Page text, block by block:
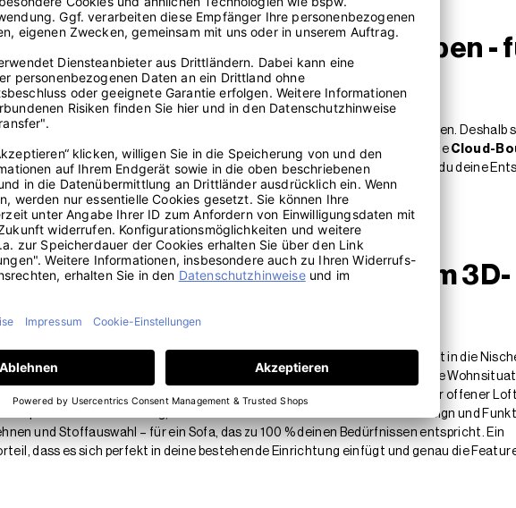
Stoffe und Farben vorab erleben -
Sofa nach Maß
für dich gefertigt wird, willst du bei der Stoffwahl auf Nummer sicher gehen. Deshalb
nach Hause. Halte die verschiedenen Qualitäten in der Hand, vergleiche Cloud-
und prüfe, wie die Farben bei deinem Tageslicht wirken. So triffst du deine
wie sich dein neues Sofa anfühlen wird.
nach Maß mittels interaktivem 3D-
der Einrichtung. Statt Kompromisse einzugehen, weil Standard-Sofas nicht in die
einem maßgeschneiderten Sofa die perfekte Lösung für deine individuelle
Raum, egal ob schmale Dachschräge, verwinkelte Altbauwohnung oder offener
optimalen Raumnutzung, sondern auch von maximaler Flexibilität in Design und
und Stoffauswahl – für ein Sofa, das zu 100 % deinen Bedürfnissen entspricht. Ein
dass es sich perfekt in deine bestehende Einrichtung einfügt und genau die